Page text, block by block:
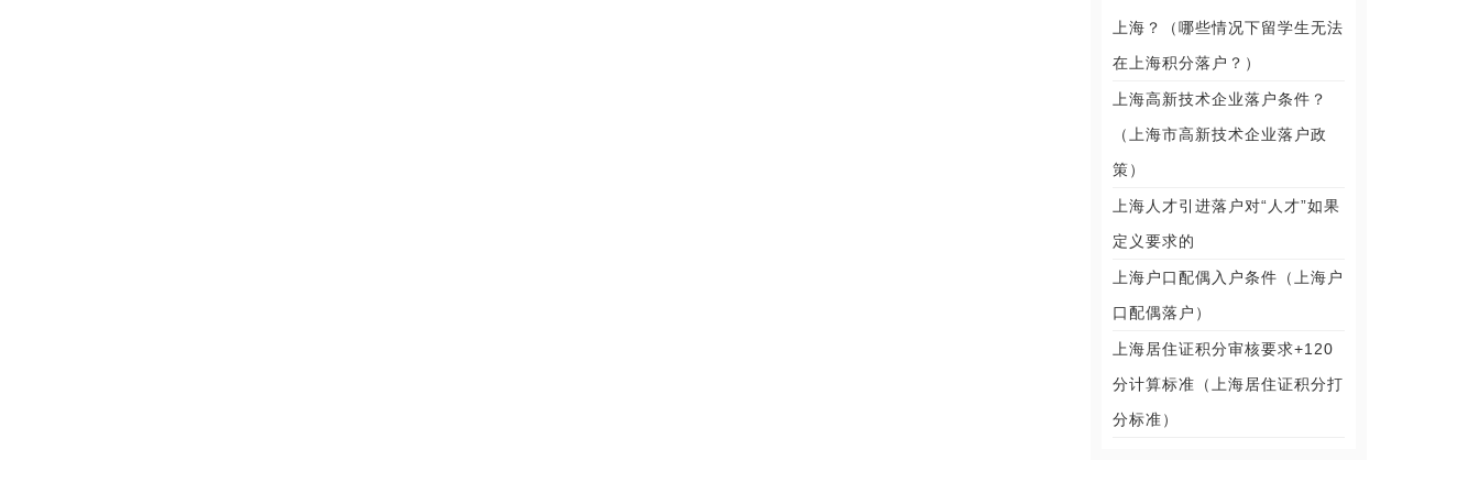
上海？（哪些情况下留学生无法
在上海积分落户？）
上海高新技术企业落户条件？
（上海市高新技术企业落户政
策）
上海人才引进落户对“人才”如果
定义要求的
上海户口配偶入户条件（上海户
口配偶落户）
上海居住证积分审核要求+120
分计算标准（上海居住证积分打
分标准）